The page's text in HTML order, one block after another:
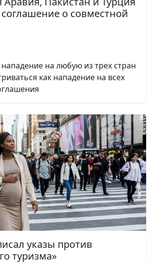
о совместной
на любую из трех стран
как нападение на всех
указы против
туризма»